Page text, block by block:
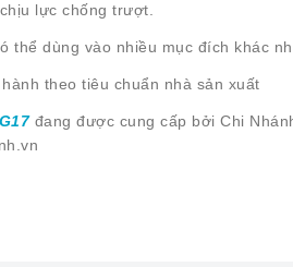
lực chống trượt.
thể dùng vào nhiều mục đích khác
theo tiêu chuẩn nhà sản xuất
đang được cung cấp bởi Chi